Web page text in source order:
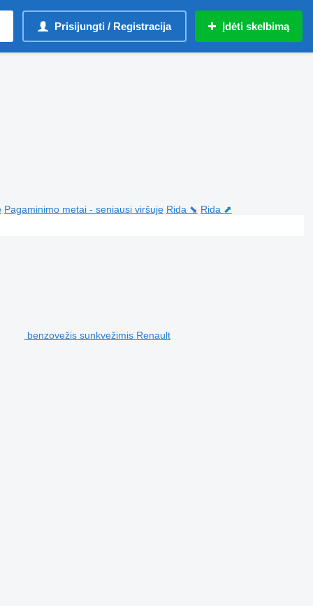
Prisijungti / Registracija Įdėti skelbimą
Pagaminimo metai - seniausi viršuje Rida ⬊ Rida ⬈
benzovežis sunkvežimis Renault